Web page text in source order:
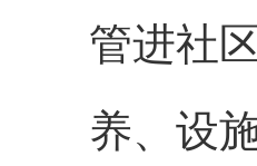
管进社
养、设